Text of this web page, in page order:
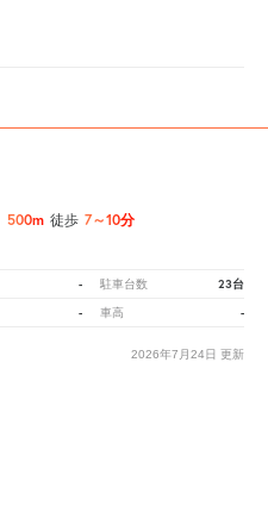
500m 徒歩 7～10分
- 駐車台数 23台
- 車高 -
2026年7月24日 更新